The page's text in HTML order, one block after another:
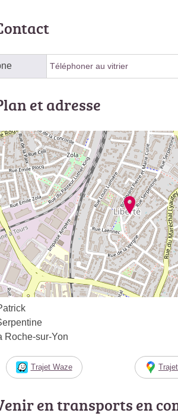
Téléphoner au vitrier
et adresse
Roche-sur-Yon
Trajet Waze
en transports en